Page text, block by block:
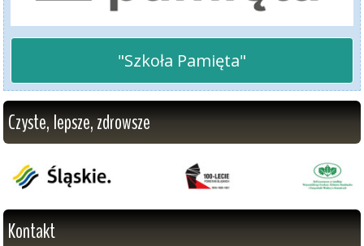
"Szkoła Pamięta"
Czyste, lepsze, zdrowsze
Kontakt